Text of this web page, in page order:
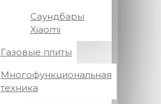
Саундбары
Xiaomi
Газовые плиты
Многофункциональная
техника